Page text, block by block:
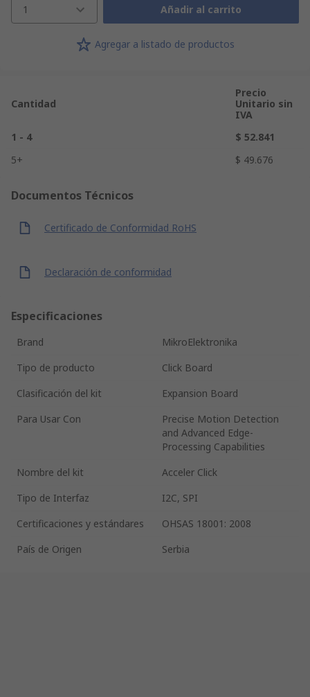
1 Añadir al carrito
Agregar a listado de productos
Cantidad
Precio
Unitario sin
IVA
1 - 4
$ 52.841
5+
$ 49.676
Documentos Técnicos
Certificado de Conformidad RoHS
Declaración de conformidad
Especificaciones
Brand
MikroElektronika
Tipo de producto
Click Board
Clasificación del kit
Expansion Board
Para Usar Con
Precise Motion Detection
and Advanced Edge-
Processing Capabilities
Nombre del kit
Acceler Click
Tipo de Interfaz
I2C, SPI
Certificaciones y estándares
OHSAS 18001: 2008
País de Origen
Serbia